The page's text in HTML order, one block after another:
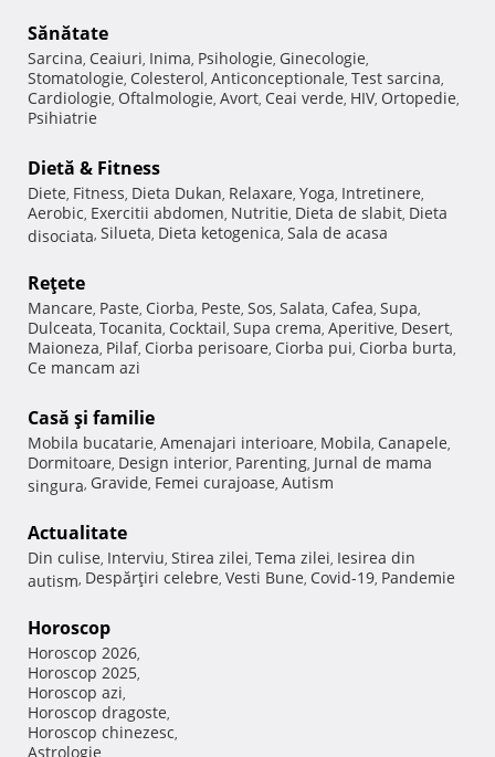
Sănătate
Sarcina, Ceaiuri, Inima, Psihologie, Ginecologie,
Stomatologie, Colesterol, Anticonceptionale, Test sarcina,
Cardiologie, Oftalmologie, Avort, Ceai verde, HIV, Ortopedie,
Psihiatrie
Dietă & Fitness
Diete, Fitness, Dieta Dukan, Relaxare, Yoga, Intretinere,
Aerobic, Exercitii abdomen, Nutritie, Dieta de slabit, Dieta
disociata, Silueta, Dieta ketogenica, Sala de acasa
Reţete
Mancare, Paste, Ciorba, Peste, Sos, Salata, Cafea, Supa,
Dulceata, Tocanita, Cocktail, Supa crema, Aperitive, Desert,
Maioneza, Pilaf, Ciorba perisoare, Ciorba pui, Ciorba burta,
Ce mancam azi
Casă şi familie
Mobila bucatarie, Amenajari interioare, Mobila, Canapele,
Dormitoare, Design interior, Parenting, Jurnal de mama
singura, Gravide, Femei curajoase, Autism
Actualitate
Din culise, Interviu, Stirea zilei, Tema zilei, Iesirea din
autism, Despărţiri celebre, Vesti Bune, Covid-19, Pandemie
Horoscop
Horoscop 2026,
Horoscop 2025,
Horoscop azi,
Horoscop dragoste,
Horoscop chinezesc,
Astrologie